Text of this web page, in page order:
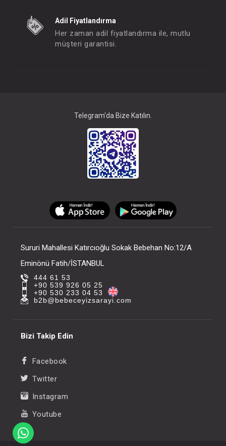
Adil Fiyatlandırma
Her zaman adil fiyatlandırma ile, mutlu
müşteri garantisi.
Telegram'da Bize Katılın.
Sururi Mahallesi Katırcıoğlu Sokak Bebehan No:12/A
Eminönü Fatih/İSTANBUL
444 61 53
+90 539 926 05 25
+90 530 233 04 53
b2b@bebeceyizsarayi.com
Bizi Takip Edin
Facebook
Twitter
Instagram
Youtube